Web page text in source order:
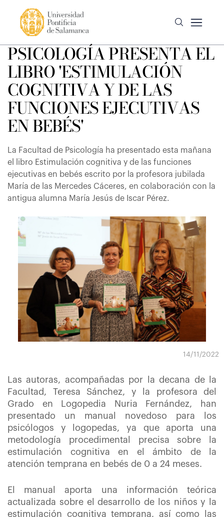
PSICOLOGÍA PRESENTA EL
LIBRO 'ESTIMULACIÓN
COGNITIVA Y DE LAS
FUNCIONES EJECUTIVAS
EN BEBÉS'
La Facultad de Psicología ha presentado esta mañana
el libro Estimulación cognitiva y de las funciones
ejecutivas en bebés escrito por la profesora jubilada
María de las Mercedes Cáceres, en colaboración con la
antigua alumna María Jesús de Iscar Pérez.
14/11/2022
Las autoras, acompañadas por la decana de la
Facultad, Teresa Sánchez, y la profesora del
Grado en Logopedia Nuria Fernández, han
presentado un manual novedoso para los
psicólogos y logopedas, ya que aporta una
metodología procedimental precisa sobre la
estimulación cognitiva en el ámbito de la
atención temprana en bebés de 0 a 24 meses.
El manual aporta una información teórica
actualizada sobre el desarrollo de los niños y la
estimulación cognitiva temprana, así como las